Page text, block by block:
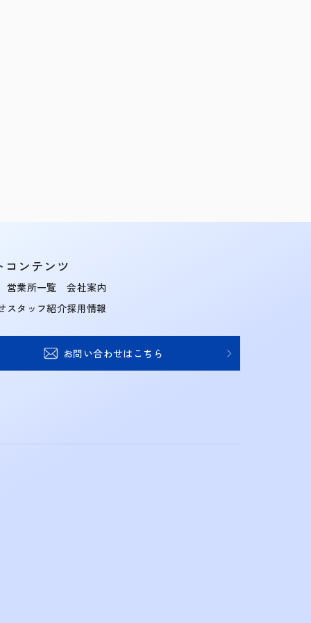
コンテンツ
営業所一覧
スタッフ紹介
会社案内
採用情報
お問い合わせはこちら